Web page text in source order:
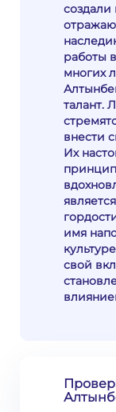
создали
работы
многих
талант.
внести
Их
имя
свой